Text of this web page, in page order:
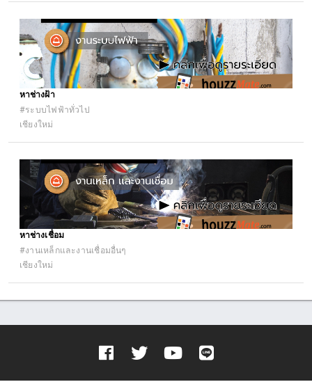
หาช่างฝ้า
#ระบบไฟฟ้าทั่วไป
เชียงใหม่
หาช่างเชื่อม
#งานเหล็กและงานเชื่อมอื่นๆ
เชียงใหม่